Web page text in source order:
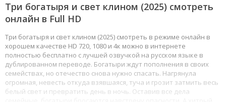
Три богатыря и свет клином (2025) смотреть
онлайн в Full HD
Три богатыря и свет клином (2025) смотреть в режиме онлайн в
хорошем качестве HD 720, 1080 и 4к можно в интернете
полностью бесплатно с лучшей озвучкой на русском языке в
дублированном переводе. Богатыри ждут пополнения в своих
семействах, но отечество снова нужно спасать. Нагрянула
огромная, невесть откуда взявшаяся, туча и грозит затмить весь
белый свет и превратить день в ночь. Оставив все дела